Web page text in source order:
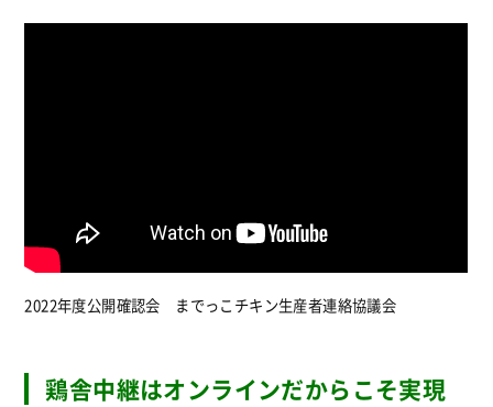
2022年度公開確認会 までっこチキン生産者連絡協議会
鶏舎中継はオンラインだからこそ実現